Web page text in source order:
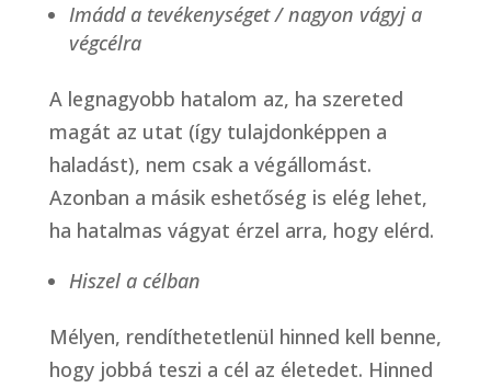
Imádd a tevékenységet / nagyon vágyj a
végcélra
A legnagyobb hatalom az, ha szereted
magát az utat (így tulajdonképpen a
haladást), nem csak a végállomást.
Azonban a másik eshetőség is elég lehet,
ha hatalmas vágyat érzel arra, hogy elérd.
Hiszel a célban
Mélyen, rendíthetetlenül hinned kell benne,
hogy jobbá teszi a cél az életedet. Hinned